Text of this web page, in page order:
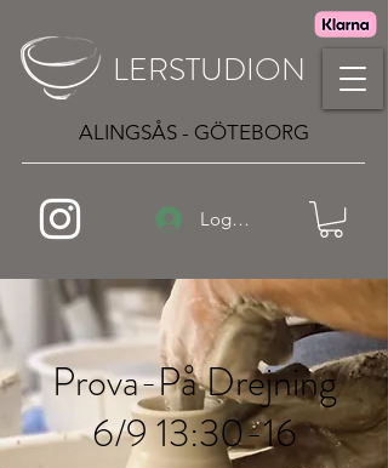
LERSTUDION
ALINGSÅS - GÖTEBORG
Logga in
Prova-På Drejning
6/9 13:30-16